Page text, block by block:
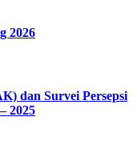
2026
dan Survei Persepsi
2025